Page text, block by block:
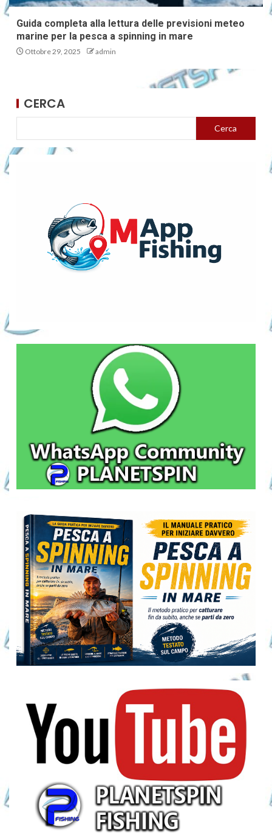
Guida completa alla lettura delle previsioni meteo
marine per la pesca a spinning in mare
Ottobre 29, 2025 admin
CERCA
Cerca